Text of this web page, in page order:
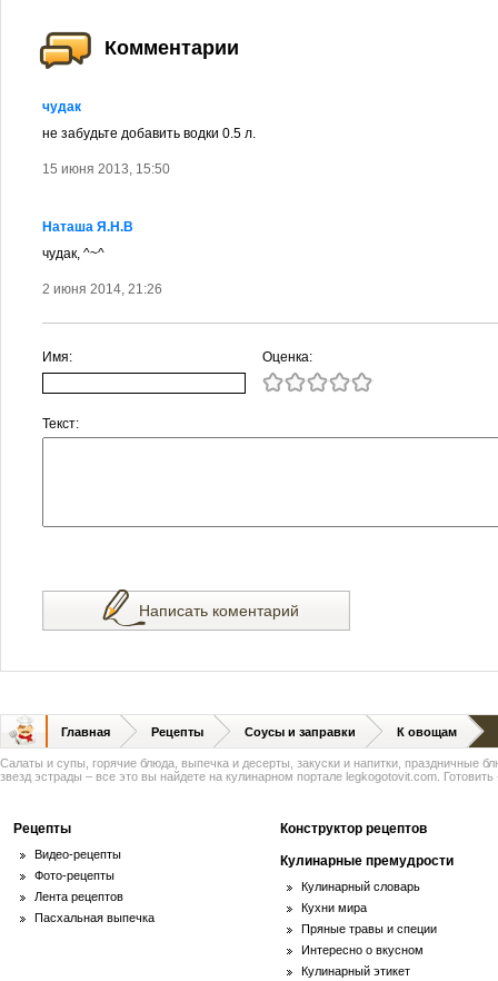
Комментарии
чудак
не забудьте добавить водки 0.5 л.
15 июня 2013, 15:50
Наташа Я.Н.В
чудак, ^~^
2 июня 2014, 21:26
Имя: Оценка:
Текст:
Написать коментарий
Главная Рецепты Соусы и заправки К овощам
Салаты и супы, горячие блюда, выпечка и десерты, закуски и напитки, праздничные
звезд эстрады – все это вы найдете на кулинарном портале legkogotovit.com. Готовить
Рецепты
Видео-рецепты
Фото-рецепты
Лента рецептов
Пасхальная выпечка
Конструктор рецептов
Кулинарные премудрости
Кулинарный словарь
Кухни мира
Пряные травы и специи
Интересно о вкусном
Кулинарный этикет